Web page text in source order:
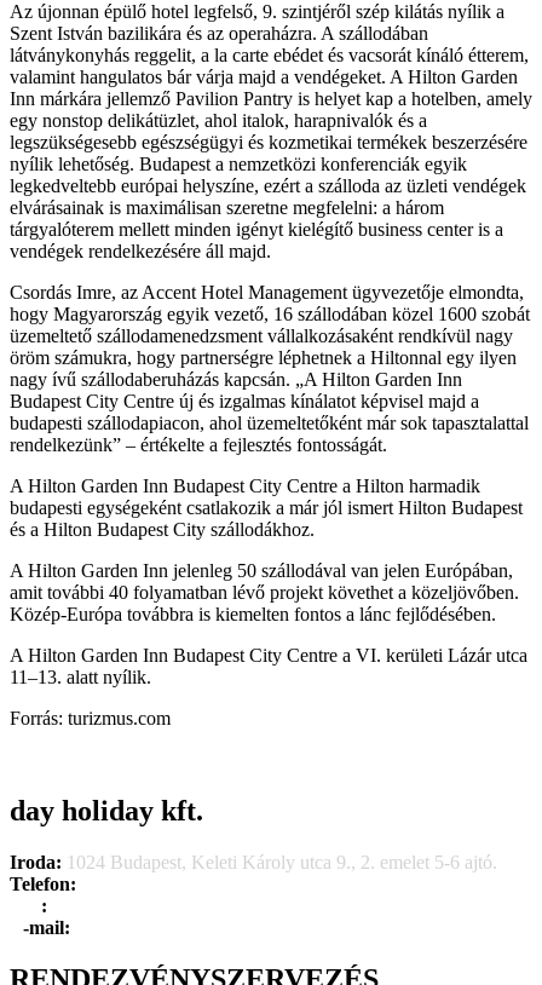
Az újonnan épülő hotel legfelső, 9. szintjéről szép kilátás nyílik a
Szent István bazilikára és az operaházra. A szállodában
látványkonyhás reggelit, a la carte ebédet és vacsorát kínáló étterem,
valamint hangulatos bár várja majd a vendégeket. A Hilton Garden
Inn márkára jellemző Pavilion Pantry is helyet kap a hotelben, amely
egy nonstop delikátüzlet, ahol italok, harapnivalók és a
legszükségesebb egészségügyi és kozmetikai termékek beszerzésére
nyílik lehetőség. Budapest a nemzetközi konferenciák egyik
legkedveltebb európai helyszíne, ezért a szálloda az üzleti vendégek
elvárásainak is maximálisan szeretne megfelelni: a három
tárgyalóterem mellett minden igényt kielégítő business center is a
vendégek rendelkezésére áll majd.
Csordás Imre, az Accent Hotel Management ügyvezetője elmondta,
hogy Magyarország egyik vezető, 16 szállodában közel 1600 szobát
üzemeltető szállodamenedzsment vállalkozásaként rendkívül nagy
öröm számukra, hogy partnerségre léphetnek a Hiltonnal egy ilyen
nagy ívű szállodaberuházás kapcsán. „A Hilton Garden Inn
Budapest City Centre új és izgalmas kínálatot képvisel majd a
budapesti szállodapiacon, ahol üzemeltetőként már sok tapasztalattal
rendelkezünk” – értékelte a fejlesztés fontosságát.
A Hilton Garden Inn Budapest City Centre a Hilton harmadik
budapesti egységeként csatlakozik a már jól ismert Hilton Budapest
és a Hilton Budapest City szállodákhoz.
A Hilton Garden Inn jelenleg 50 szállodával van jelen Európában,
amit további 40 folyamatban lévő projekt követhet a közeljövőben.
Közép-Európa továbbra is kiemelten fontos a lánc fejlődésében.
A Hilton Garden Inn Budapest City Centre a VI. kerületi Lázár utca
11–13. alatt nyílik.
Forrás: turizmus.com
day holiday kft.
Iroda: 1024 Budapest, Keleti Károly utca 9., 2. emelet 5-6 ajtó.
Telefon:
:
-mail: